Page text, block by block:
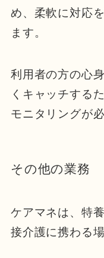
め、柔軟に対応
ます。
利用者の方の心
くキャッチする
モニタリングが必
その他の業務
ケアマネは、特
接介護に携わる